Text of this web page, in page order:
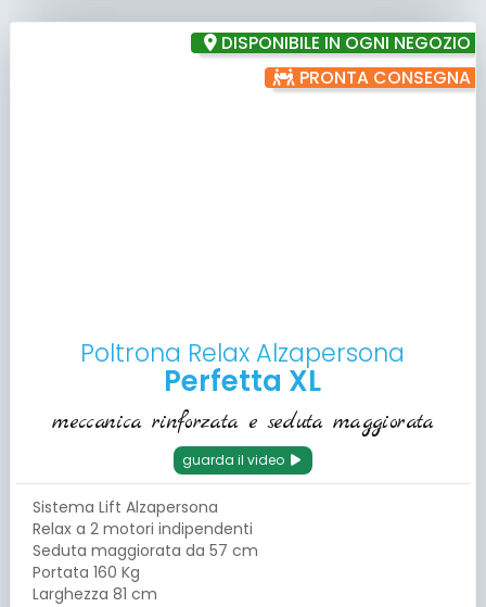
DISPONIBILE IN OGNI NEGOZIO
PRONTA CONSEGNA
Poltrona Relax Alzapersona
Perfetta XL
meccanica rinforzata e seduta maggiorata
guarda il video
Sistema Lift Alzapersona
Relax a 2 motori indipendenti
Seduta maggiorata da 57 cm
Portata 160 Kg
Larghezza 81 cm